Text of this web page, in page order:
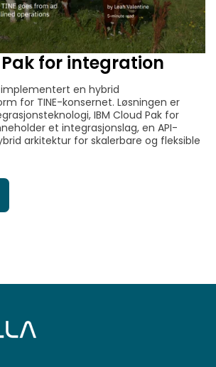
for integration
en hybrid
for TINE-konsernet. Løsningen er
IBM Cloud Pak for
et integrasjonslag, en API-
arkitektur for skalerbare og fleksible